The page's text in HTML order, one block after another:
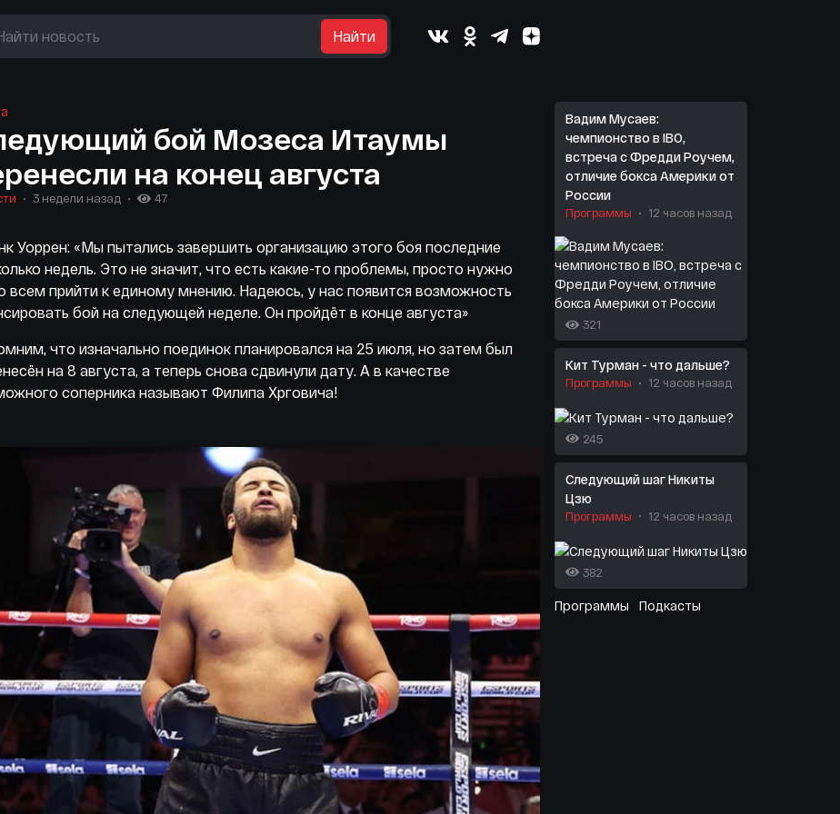
Найти
бой Мозеса Итаумы
на конец августа
3 недели назад 47
Уоррен: «Мы пытались завершить организацию этого боя последние
недель. Это не значит, что есть какие-то проблемы, просто нужно
всем прийти к единому мнению. Надеюсь, у нас появится возможность
бой на следующей неделе. Он пройдёт в конце августа»
что изначально поединок планировался на 25 июля, но затем был
на 8 августа, а теперь снова сдвинули дату. А в качестве
соперника называют Филипа Хрговича!
Вадим Мусаев:
чемпионство в IBO,
встреча с Фредди Роучем,
отличие бокса Америки от
России
Программы 12 часов назад
321
Кит Турман - что дальше?
Программы 12 часов назад
245
Следующий шаг Никиты
Цзю
Программы 12 часов назад
382
Программы Подкасты